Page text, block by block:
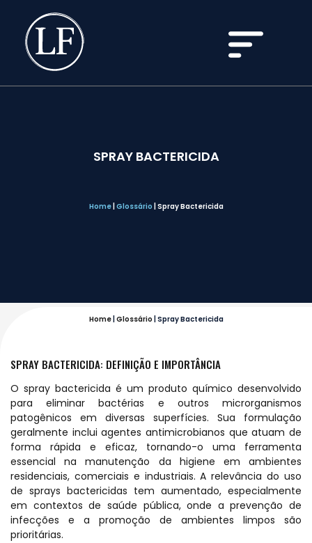
SPRAY BACTERICIDA
Home| Glossário Spray Bactericida
Home| Glossário Spray Bactericida
SPRAY BACTERICIDA: DEFINIÇÃO E IMPORTÂNCIA
O spray bactericida é um produto químico desenvolvido
para eliminar bactérias e outros microrganismos
patogênicos em diversas superfícies. Sua formulação
geralmente inclui agentes antimicrobianos que atuam de
forma rápida e eficaz, tornando-o uma ferramenta
essencial na manutenção da higiene em ambientes
residenciais, comerciais e industriais. A relevância do uso
de sprays bactericidas tem aumentado, especialmente
em contextos de saúde pública, onde a prevenção de
infecções e a promoção de ambientes limpos são
prioritárias.